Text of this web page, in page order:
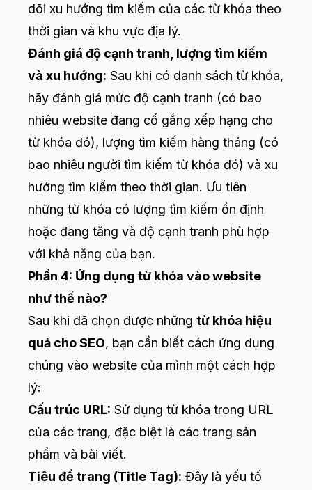
dõi xu hướng tìm kiếm của các từ khóa theo
thời gian và khu vực địa lý.
Đánh giá độ cạnh tranh, lượng tìm kiếm
và xu hướng: Sau khi có danh sách từ khóa,
hãy đánh giá mức độ cạnh tranh (có bao
nhiêu website đang cố gắng xếp hạng cho
từ khóa đó), lượng tìm kiếm hàng tháng (có
bao nhiêu người tìm kiếm từ khóa đó) và xu
hướng tìm kiếm theo thời gian. Ưu tiên
những từ khóa có lượng tìm kiếm ổn định
hoặc đang tăng và độ cạnh tranh phù hợp
với khả năng của bạn.
Phần 4: Ứng dụng từ khóa vào website
như thế nào?
Sau khi đã chọn được những từ khóa hiệu
quả cho SEO, bạn cần biết cách ứng dụng
chúng vào website của mình một cách hợp
lý:
Cấu trúc URL: Sử dụng từ khóa trong URL
của các trang, đặc biệt là các trang sản
phẩm và bài viết.
Tiêu đề trang (Title Tag): Đây là yếu tố